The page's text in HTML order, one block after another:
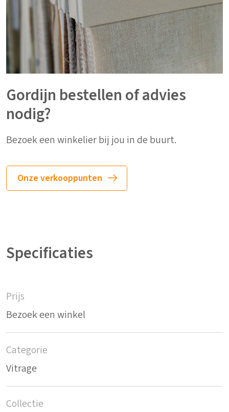
Gordijn bestellen of advies
nodig?
Bezoek een winkelier bij jou in de buurt.
Onze verkooppunten
Specificaties
Prijs
Bezoek een winkel
Categorie
Vitrage
Collectie